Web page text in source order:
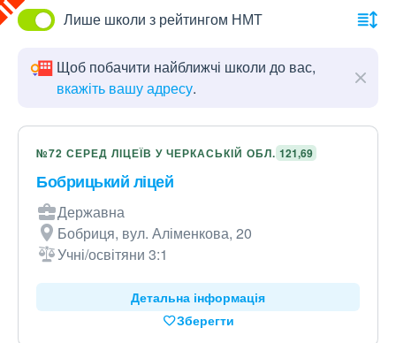
Лише школи з рейтингом НМТ
Щоб побачити найближчі школи до вас,
вкажіть вашу адресу.
№72 СЕРЕД ЛІЦЕЇВ У ЧЕРКАСЬКІЙ ОБЛ. 121,69
Бобрицький ліцей
Державна
Бобриця, вул. Аліменкова, 20
Учні/освітяни 3:1
Детальна інформація
Зберегти